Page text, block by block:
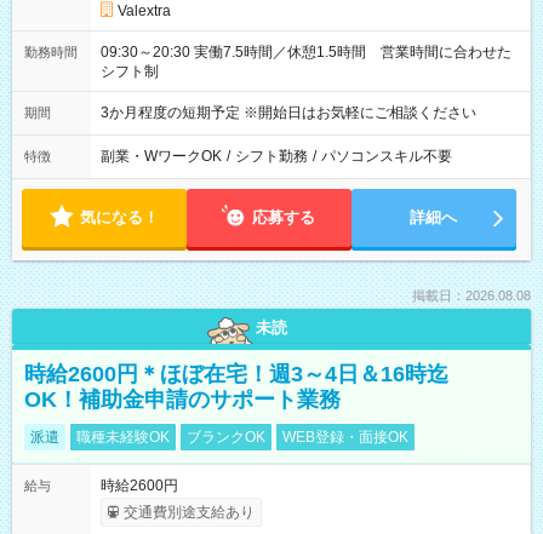
Valextra
勤務時間
09:30～20:30 実働7.5時間／休憩1.5時間 営業時間に合わせた
シフト制
期間 3か月程度の短期予定 ※開始日はお気軽にご相談ください
特徴 副業・WワークOK / シフト勤務 / パソコンスキル不要
気になる！ 応募する 詳細へ
掲載日：2026.08.08
未読
時給2600円＊ほぼ在宅！週3～4日＆16時迄
OK！補助金申請のサポート業務
派遣 職種未経験OK ブランクOK WEB登録・面接OK
給与
時給2600円
交通費別途支給あり